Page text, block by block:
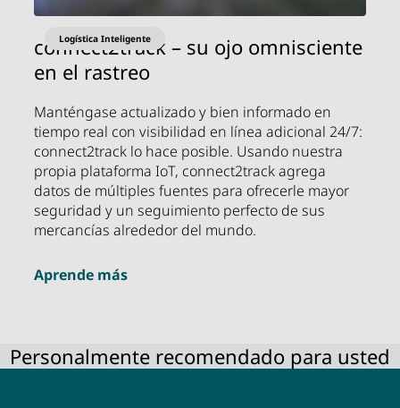
connect2track – su ojo omnisciente
en el rastreo
Manténgase actualizado y bien informado en
tiempo real con visibilidad en línea adicional 24/7:
connect2track lo hace posible. Usando nuestra
propia plataforma IoT, connect2track agrega
datos de múltiples fuentes para ofrecerle mayor
seguridad y un seguimiento perfecto de sus
mercancías alrededor del mundo.
Aprende más
Logística Inteligente
Personalmente recomendado para usted